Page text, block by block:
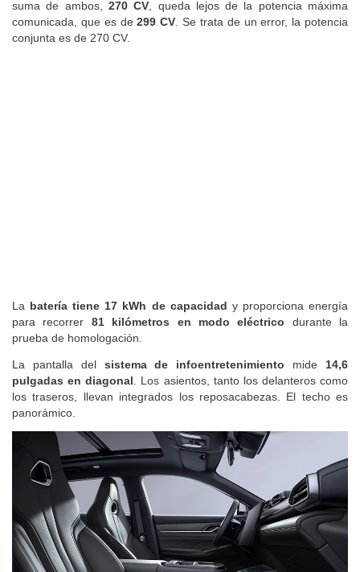
suma de ambos, 270 CV , queda lejos de la potencia máxima
comunicada, que es de299 CV . Se trata de un error, la potencia
conjunta es de 270 CV.
La batería tiene 17 kWh de capacidad y proporciona energía
para recorrer 81 kilómetros en modo eléctrico durante la
prueba de homologación.
La pantalla del sistema de infoentretenimiento mide 14,6
pulgadas en diagonal . Los asientos, tanto los delanteros como
los traseros, llevan integrados los reposacabezas. El techo es
panorámico.